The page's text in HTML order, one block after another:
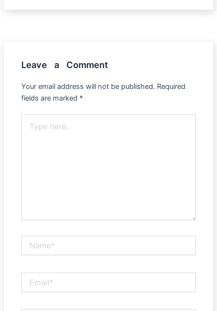
Leave a Comment
Your email address will not be published. Required
fields are marked *
here..